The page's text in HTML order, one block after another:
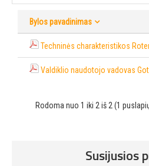
Bylos pavadinimas
Techninės charakteristikos
Valdiklio naudotojo vadovas
Rodoma nuo 1 iki 2 iš 2 (1
Susijusios